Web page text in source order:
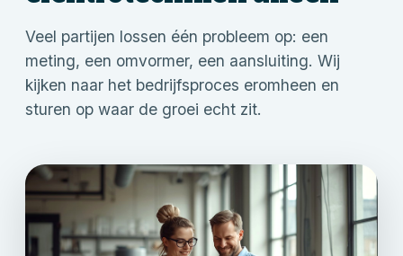
Veel partijen lossen één probleem op: een
meting, een omvormer, een aansluiting. Wij
kijken naar het bedrijfsproces eromheen en
sturen op waar de groei echt zit.